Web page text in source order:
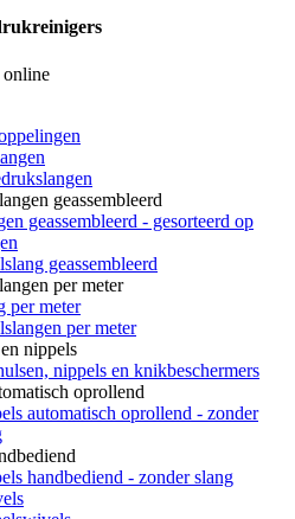
online
geassembleerd
geassembleerd - gesorteerd op
geassembleerd
per meter
per meter
per meter
nippels
nippels en knikbeschermers
oprollend
automatisch oprollend - zonder
handbediend - zonder slang